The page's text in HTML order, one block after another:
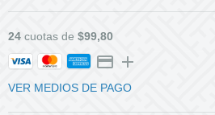
24 cuotas de $99,80
VER MEDIOS DE PAGO